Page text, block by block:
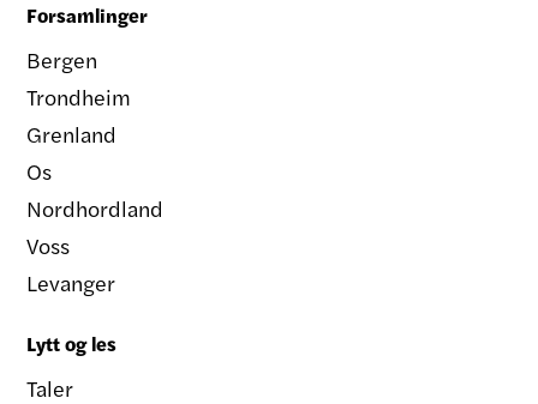
Forsamlinger
Bergen
Trondheim
Grenland
Os
Nordhordland
Voss
Levanger
Lytt og les
Taler